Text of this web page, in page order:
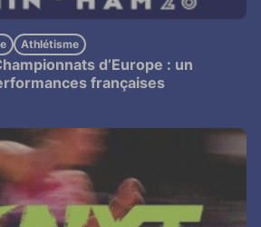
d’Europe : un
françaises
Athlétisme